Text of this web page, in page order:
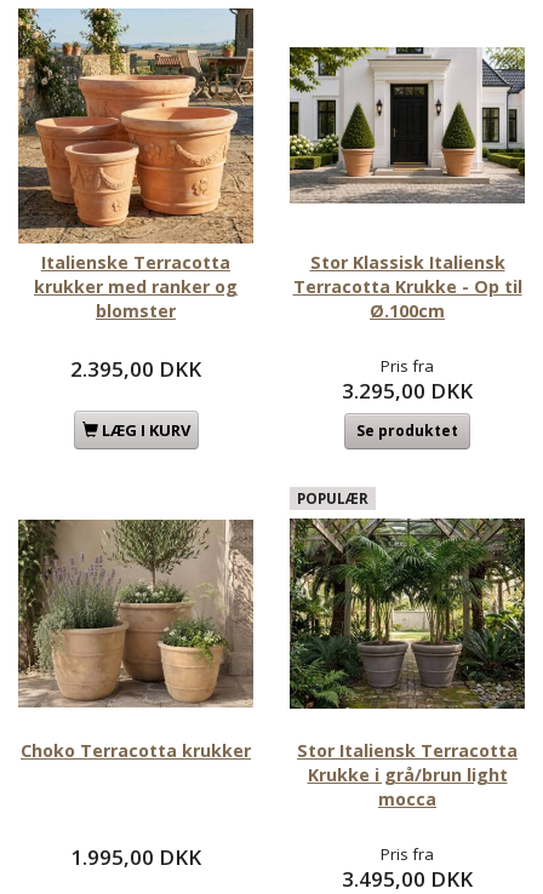
Italienske Terracotta
krukker med ranker og
blomster
2.395,00 DKK
LÆG I KURV
Stor Klassisk Italiensk
Terracotta Krukke - Op til
Ø.100cm
Pris fra
3.295,00 DKK
Se produktet
Choko Terracotta krukker
1.995,00 DKK
POPULÆR
Stor Italiensk Terracotta
Krukke i grå/brun light
mocca
Pris fra
3.495,00 DKK